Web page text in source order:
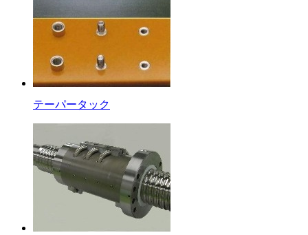
テーパータック